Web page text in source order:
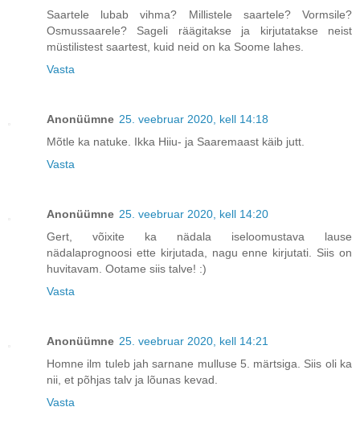
Saartele lubab vihma? Millistele saartele? Vormsile?
Osmussaarele? Sageli räägitakse ja kirjutatakse neist
müstilistest saartest, kuid neid on ka Soome lahes.
Vasta
Anonüümne 25. veebruar 2020, kell 14:18
Mõtle ka natuke. Ikka Hiiu- ja Saaremaast käib jutt.
Vasta
Anonüümne 25. veebruar 2020, kell 14:20
Gert, võixite ka nädala iseloomustava lause
nädalaprognoosi ette kirjutada, nagu enne kirjutati. Siis on
huvitavam. Ootame siis talve! :)
Vasta
Anonüümne 25. veebruar 2020, kell 14:21
Homne ilm tuleb jah sarnane mulluse 5. märtsiga. Siis oli ka
nii, et põhjas talv ja lõunas kevad.
Vasta